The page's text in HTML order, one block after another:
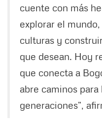
cuente con más
explorar el
culturas y
que desean. Hoy
que conecta a
abre caminos para
generaciones”,